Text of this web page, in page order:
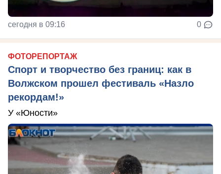
сегодня в 09:16 0
ФОТОРЕПОРТАЖ
Спорт и творчество без границ: как в
Волжском прошел фестиваль «Назло
рекордам!»
У «Юности»